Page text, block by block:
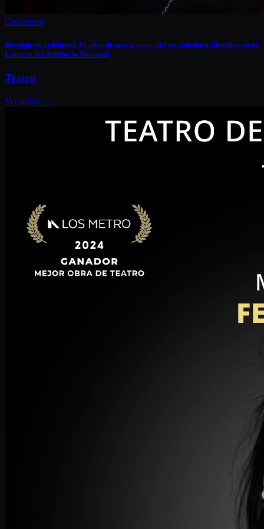
Conciertos
Interpuesto celebrará 35 años de trayectoria con un concierto histórico en el
Lunario del Auditorio Nacional
Teatro
Ver todas →